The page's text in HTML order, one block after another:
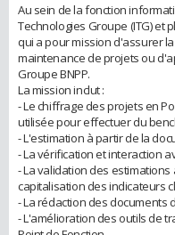
Au sein de la fonction
Technologies Groupe (ITG) et
qui a pour mission d'assurer
maintenance de projets ou
Groupe BNPP.
La mission inclut :
- Le chiffrage des projets en
utilisée pour effectuer du
- L'estimation à partir de la
- La vérification et interaction
- La validation des
capitalisation des indicateurs
- La rédaction des documents
- L'amélioration des outils de